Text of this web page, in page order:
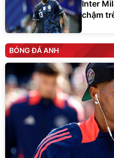
Inter
chậm
BÓNG ĐÁ ANH